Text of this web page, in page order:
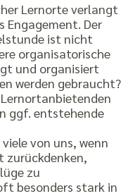
Lernorte verlangt
Der
ist nicht
organisatorische
und organisiert
werden gebraucht?
ggf. entstehende
von uns, wenn
zurückdenken,
zu
besonders stark in